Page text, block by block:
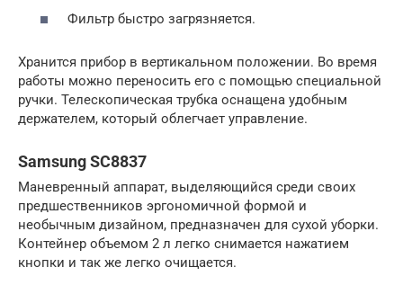
Фильтр быстро загрязняется.
Хранится прибор в вертикальном положении. Во время
работы можно переносить его с помощью специальной
ручки. Телескопическая трубка оснащена удобным
держателем, который облегчает управление.
Samsung SC8837
Маневренный аппарат, выделяющийся среди своих
предшественников эргономичной формой и
необычным дизайном, предназначен для сухой уборки.
Контейнер объемом 2 л легко снимается нажатием
кнопки и так же легко очищается.